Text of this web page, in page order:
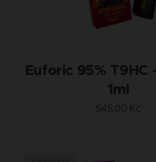
Euforic 95% T9HC
1ml
545,00 Kč